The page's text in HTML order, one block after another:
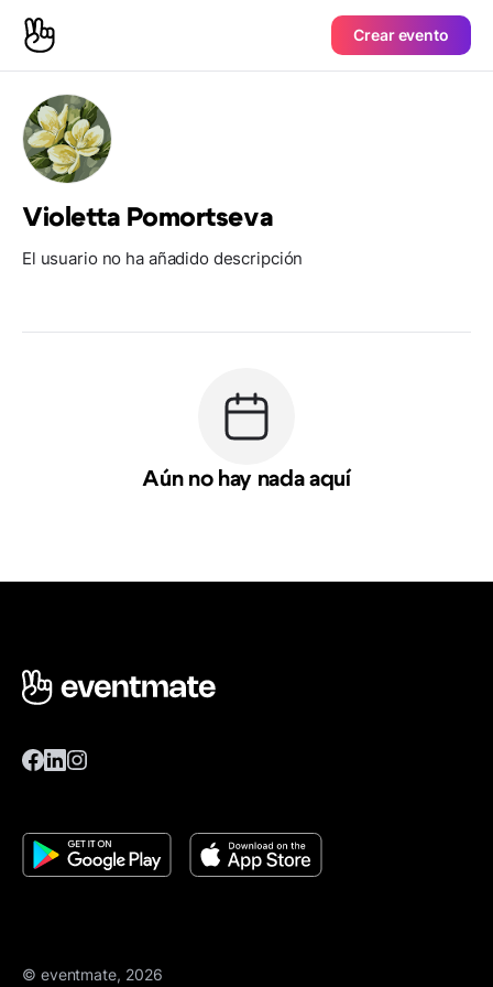
Crear evento
Violetta Pomortseva
El usuario no ha añadido descripción
Aún no hay nada aquí
© eventmate, 2026